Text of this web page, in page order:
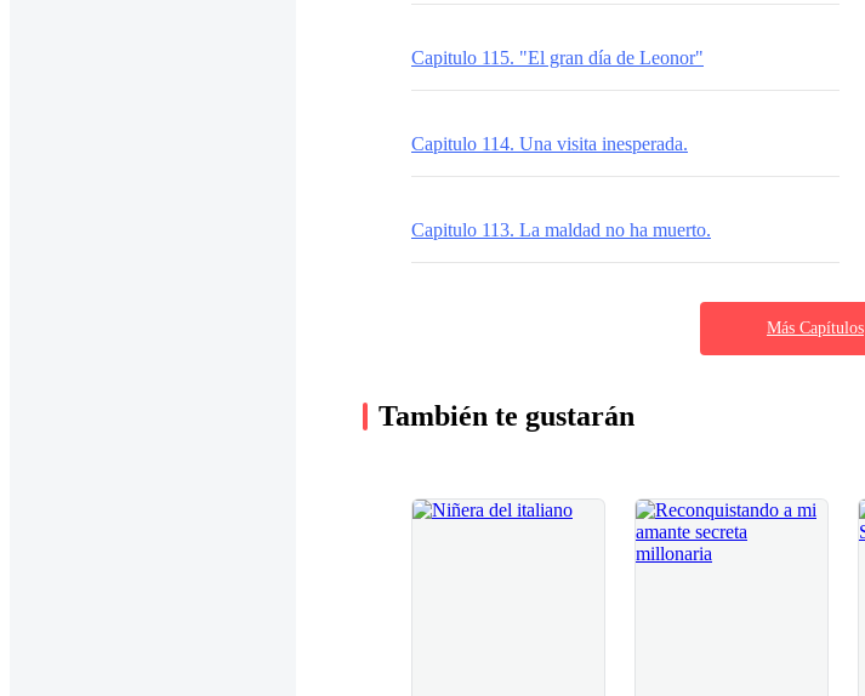
Capitulo 115. "El gran día de Leonor"
Capitulo 114. Una visita inesperada.
Capitulo 113. La maldad no ha muerto.
Más Capítulos
También te gustarán